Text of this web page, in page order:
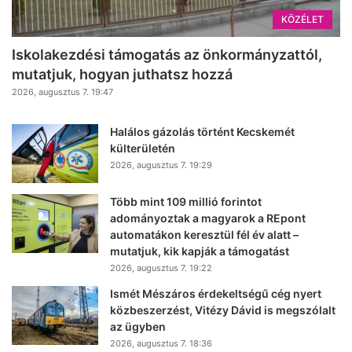
KÖZÉLET
Iskolakezdési támogatás az önkormányzattól,
mutatjuk, hogyan juthatsz hozzá
2026, augusztus 7. 19:47
Halálos gázolás történt Kecskemét
külterületén
2026, augusztus 7. 19:29
Több mint 109 millió forintot
adományoztak a magyarok a REpont
automatákon keresztül fél év alatt –
mutatjuk, kik kapják a támogatást
2026, augusztus 7. 19:22
Ismét Mészáros érdekeltségű cég nyert
közbeszerzést, Vitézy Dávid is megszólalt
az ügyben
2026, augusztus 7. 18:36